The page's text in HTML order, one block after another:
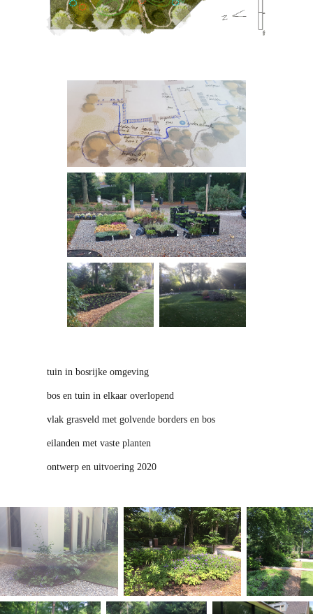
tuin in bosrijke omgeving
bos en tuin in elkaar overlopend
vlak grasveld met golvende borders en bos
eilanden met vaste planten
ontwerp en uitvoering 2020